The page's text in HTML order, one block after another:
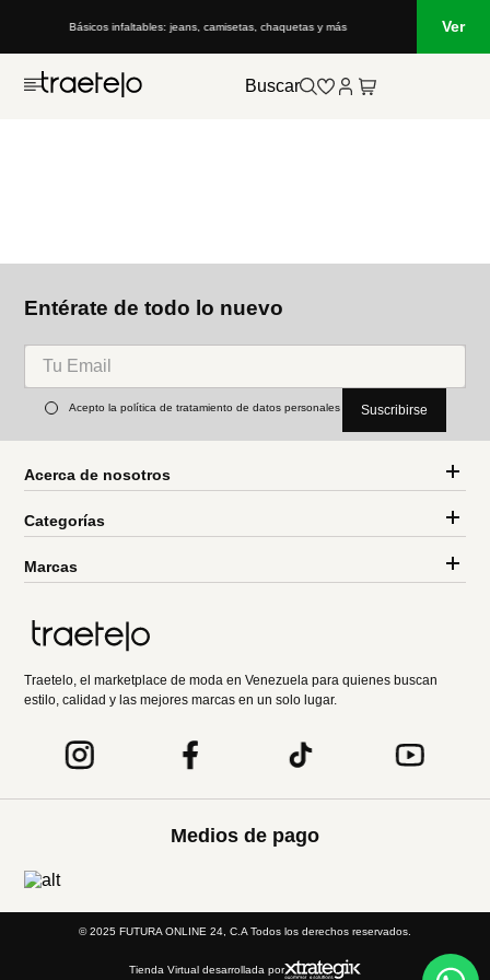
Básicos infaltables: jeans, camisetas, chaquetas y más Ver
Buscar
Entérate de todo lo nuevo
Acepto la política de tratamiento de datos personales Suscribirse
Acerca de nosotros
Categorías
Marcas
Traetelo, el marketplace de moda en Venezuela para quienes buscan
estilo, calidad y las mejores marcas en un solo lugar.
Medios de pago
© 2025 FUTURA ONLINE 24, C.A Todos los derechos reservados.
Tienda Virtual desarrollada por